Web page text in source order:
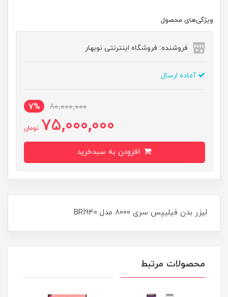
ویژگی‌های محصول
فروشنده: فروشگاه اینترنتی نوبهار
آماده ارسال
80,000,000
7%
75,000,000 تومان
لیزر بدن فیلیپس سری 8000 مدل BRI940
محصولات مرتبط